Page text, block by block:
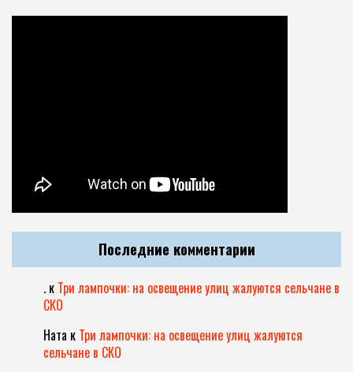
Последние комментарии
. к Три лампочки: на освещение улиц жалуются сельчане в
СКО
Ната к Три лампочки: на освещение улиц жалуются
сельчане в СКО